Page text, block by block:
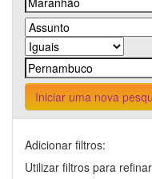
Iniciar uma nova
Adicionar filtros:
Utilizar filtros para